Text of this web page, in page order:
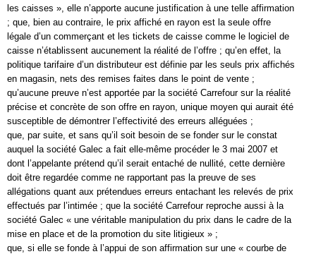
les caisses », elle n’apporte aucune justification à une telle affirmation
; que, bien au contraire, le prix affiché en rayon est la seule offre
légale d’un commerçant et les tickets de caisse comme le logiciel de
caisse n’établissent aucunement la réalité de l’offre ; qu’en effet, la
politique tarifaire d’un distributeur est définie par les seuls prix affichés
en magasin, nets des remises faites dans le point de vente ;
qu’aucune preuve n’est apportée par la société Carrefour sur la réalité
précise et concrète de son offre en rayon, unique moyen qui aurait été
susceptible de démontrer l’effectivité des erreurs alléguées ;
que, par suite, et sans qu’il soit besoin de se fonder sur le constat
auquel la société Galec a fait elle-même procéder le 3 mai 2007 et
dont l’appelante prétend qu’il serait entaché de nullité, cette dernière
doit être regardée comme ne rapportant pas la preuve de ses
allégations quant aux prétendues erreurs entachant les relevés de prix
effectués par l’intimée ; que la société Carrefour reproche aussi à la
société Galec « une véritable manipulation du prix dans le cadre de la
mise en place et de la promotion du site litigieux » ;
que, si elle se fonde à l’appui de son affirmation sur une « courbe de